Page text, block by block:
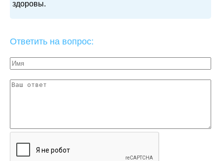
здоровы.
Ответить на вопрос: